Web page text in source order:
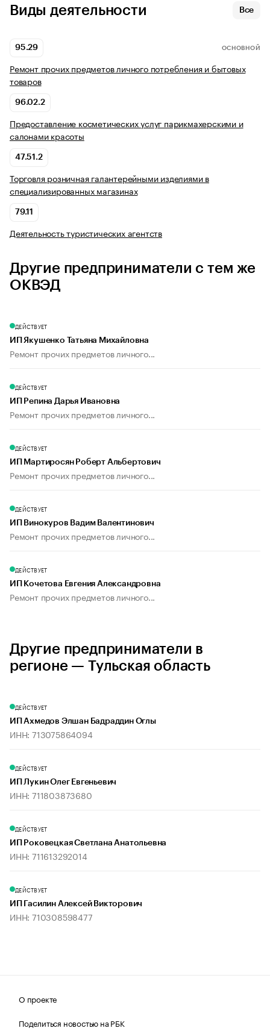
Виды деятельности Все
95.29 ОСНОВНОЙ
Ремонт прочих предметов личного потребления и бытовых
товаров
96.02.2
Предоставление косметических услуг парикмахерскими и
салонами красоты
47.51.2
Торговля розничная галантерейными изделиями в
специализированных магазинах
79.11
Деятельность туристических агентств
Другие предприниматели с тем же
ОКВЭД
ДЕЙСТВУЕТ
ИП Якушенко Татьяна Михайловна
Ремонт прочих предметов личного...
ДЕЙСТВУЕТ
ИП Репина Дарья Ивановна
Ремонт прочих предметов личного...
ДЕЙСТВУЕТ
ИП Мартиросян Роберт Альбертович
Ремонт прочих предметов личного...
ДЕЙСТВУЕТ
ИП Винокуров Вадим Валентинович
Ремонт прочих предметов личного...
ДЕЙСТВУЕТ
ИП Кочетова Евгения Александровна
Ремонт прочих предметов личного...
Другие предприниматели в
регионе — Тульская область
ДЕЙСТВУЕТ
ИП Ахмедов Элшан Бадраддин Оглы
ИНН: 713075864094
ДЕЙСТВУЕТ
ИП Лукин Олег Евгеньевич
ИНН: 711803873680
ДЕЙСТВУЕТ
ИП Роковецкая Светлана Анатольевна
ИНН: 711613292014
ДЕЙСТВУЕТ
ИП Гасилин Алексей Викторович
ИНН: 710308598477
О проекте
Поделиться новостью на РБК